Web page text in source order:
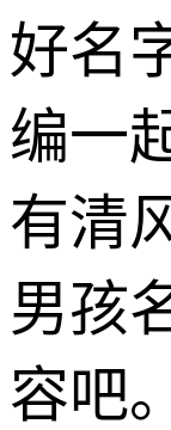
好名
编一
有清
男孩
容吧。